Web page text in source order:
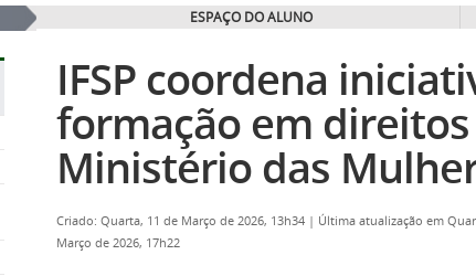
ESPAÇO DO ALUNO
IFSP coordena
formação em
Ministério das
Criado: Quarta, 11 de Março de 2026, 13h34 | Última atualização em
Março de 2026, 17h22